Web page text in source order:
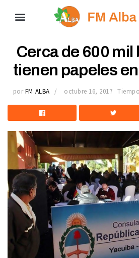
Cerca de 600
tienen papeles
por FM ALBA octubre 16, 2017